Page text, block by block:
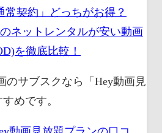
常契約」どっちがお得？
ネットレンタルが安い動画
を徹底比較！
のサブスクなら「Hey動画見
めです。